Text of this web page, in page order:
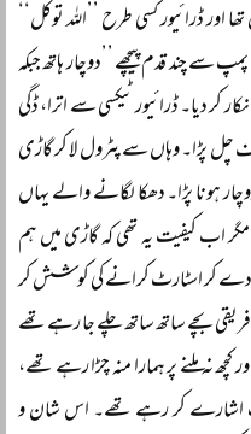
ڈرائیور کسی طرح ’’اللہ توکل‘‘
سے چند قدم پیچھے ’’دوچار ہاتھ جبکہ
دیا۔ ڈرائیور ٹیکسی سے اترا، ڈگی
چل پڑا۔ وہاں سے پٹرول لا کر گاڑی
ہونا پڑا۔ دھکا لگانے والے یہاں
اب کیفیت یہ تھی کہ گاڑی میں ہم
دے کر اسٹارٹ کرانے کی کوشش کر
بچے ساتھ ساتھ چلے جا رہے تھے
نہ ملنے پر ہمارا منہ چڑا رہے تھے،
اشارے کر رہے تھے۔ اس شان و